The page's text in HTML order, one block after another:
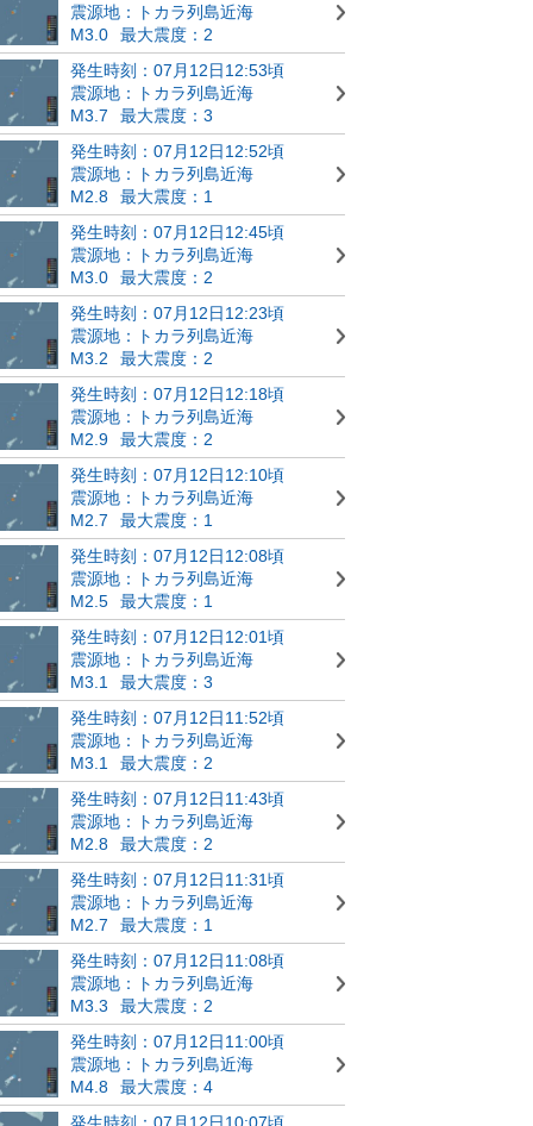
震源地：トカラ列島近海
M3.0
最大震度：2
発生時刻：07月12日12:53頃
震源地：トカラ列島近海
M3.7
最大震度：3
発生時刻：07月12日12:52頃
震源地：トカラ列島近海
M2.8
最大震度：1
発生時刻：07月12日12:45頃
震源地：トカラ列島近海
M3.0
最大震度：2
発生時刻：07月12日12:23頃
震源地：トカラ列島近海
M3.2
最大震度：2
発生時刻：07月12日12:18頃
震源地：トカラ列島近海
M2.9
最大震度：2
発生時刻：07月12日12:10頃
震源地：トカラ列島近海
M2.7
最大震度：1
発生時刻：07月12日12:08頃
震源地：トカラ列島近海
M2.5
最大震度：1
発生時刻：07月12日12:01頃
震源地：トカラ列島近海
M3.1
最大震度：3
発生時刻：07月12日11:52頃
震源地：トカラ列島近海
M3.1
最大震度：2
発生時刻：07月12日11:43頃
震源地：トカラ列島近海
M2.8
最大震度：2
発生時刻：07月12日11:31頃
震源地：トカラ列島近海
M2.7
最大震度：1
発生時刻：07月12日11:08頃
震源地：トカラ列島近海
M3.3
最大震度：2
発生時刻：07月12日11:00頃
震源地：トカラ列島近海
M4.8
最大震度：4
発生時刻：07月12日10:07頃